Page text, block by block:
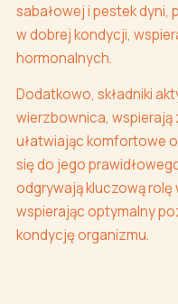
sabałowej i pestek
w dobrej kondycji,
hormonalnych.
Dodatkowo, składniki
wierzbownica, wspierają
ułatwiając komfortowe
się do jego
odgrywają kluczową
wspierając optymalny
kondycję organizmu.